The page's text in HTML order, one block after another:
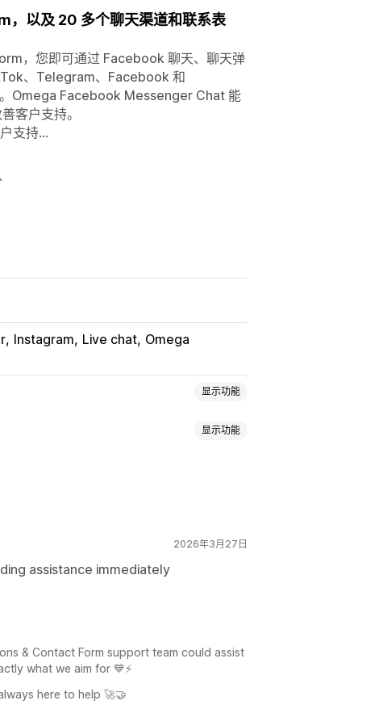
以及 20 多个聊天渠道和联系表
，您即可通过 Facebook 聊天、聊天弹
、Telegram、Facebook 和
Omega Facebook Messenger Chat 能
客户支持。
支持...
Instagram Live chat Omega
显示功能
显示功能
2026年3月27日
assistance immediately
& Contact Form support team could assist
what we aim for 💙⚡
here to help 🚀🤝